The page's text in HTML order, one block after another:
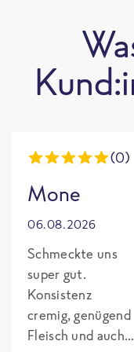
(0)
Mone
06.08.2026
Schmeckte uns
super gut.
Konsistenz
cremig, genügend
Fleisch und auch